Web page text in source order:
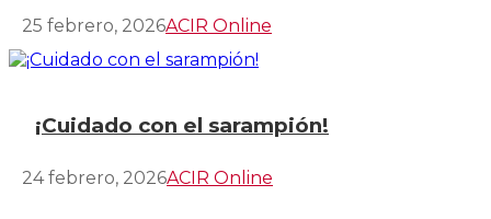
25 febrero, 2026ACIR Online
¡Cuidado con el sarampión!
24 febrero, 2026ACIR Online